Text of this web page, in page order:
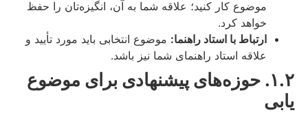
موضوع کار کنید؛ علاقه شما به آن، انگیزه‌تان را حفظ
خواهد کرد.
ارتباط با استاد راهنما: موضوع انتخابی باید مورد تأیید و
علاقه استاد راهنمای شما نیز باشد.
۱.۲. حوزه‌های پیشنهادی برای موضوع
یابی